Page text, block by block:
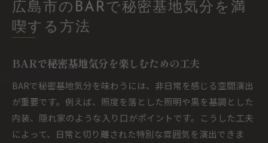
広島市のBARで秘密基地気分を満
喫する方法
BARで秘密基地気分を楽しむための工夫
BARで秘密基地気分を味わうには、非日常を感じる空間演出
が重要です。例えば、照度を落とした照明や黒を基調とした
内装、隠れ家のような入り口がポイントです。こうした工夫
によって、日常と切り離された特別な雰囲気を演出できま